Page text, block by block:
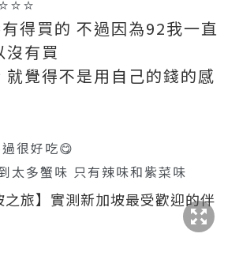
得買的 不過因為92我一直
沒有買
就覺得不是用自己的錢的感
很好吃😋
太多蟹味 只有辣味和紫菜味